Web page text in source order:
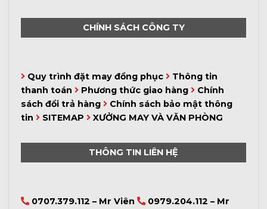
CHÍNH SÁCH CÔNG TY
Quy trình đặt may đồng phục
Thông tin
thanh toán
Phương thức giao hàng
Chính
sách đổi trả hàng
Chính sách bảo mật thông
tin
SITEMAP XƯỞNG MAY VÀ VĂN PHÒNG
THÔNG TIN LIÊN HỆ
0707.379.112 – Mr Viên
0979.204.112 – Mr